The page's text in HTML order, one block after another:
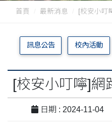
首頁 最新消息 [校安小叮
訊息公告 校內活動
[校安小叮嚀]網
日期 : 2024-11-04